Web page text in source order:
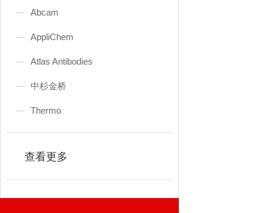
Abcam
AppliChem
Atlas Antibodies
中杉金桥
Thermo
查看更多